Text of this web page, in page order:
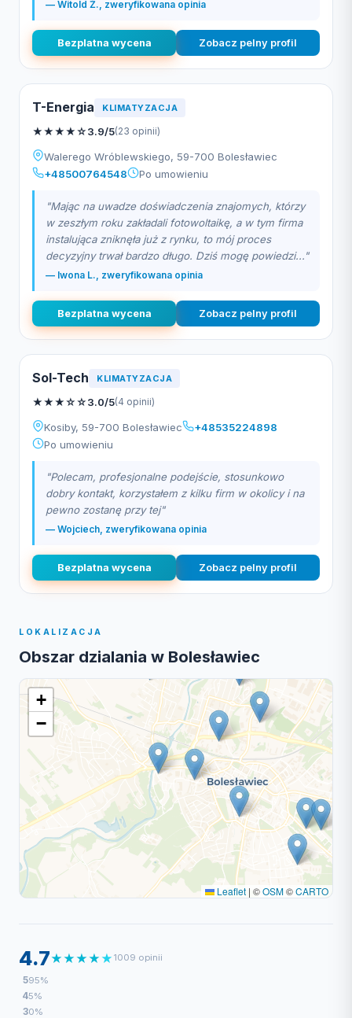
— Witold Ż., zweryfikowana opinia
Bezplatna wycena Zobacz pelny profil
T-Energia KLIMATYZACJA
★★★★☆3.9/5(23 opinii)
Walerego Wróblewskiego, 59-700 Bolesławiec
+48500764548
Po umowieniu
"Mając na uwadze doświadczenia znajomych, którzy
w zeszłym roku zakładali fotowoltaikę, a w tym firma
instalująca zniknęła już z rynku, to mój proces
decyzyjny trwał bardzo długo. Dziś mogę powiedzi..."
— Iwona L., zweryfikowana opinia
Bezplatna wycena Zobacz pelny profil
Sol-Tech KLIMATYZACJA
★★★☆☆3.0/5(4 opinii)
Kosiby, 59-700 Bolesławiec
+48535224898
Po umowieniu
"Polecam, profesjonalne podejście, stosunkowo
dobry kontakt, korzystałem z kilku firm w okolicy i na
pewno zostanę przy tej"
— Wojciech, zweryfikowana opinia
Bezplatna wycena Zobacz pelny profil
LOKALIZACJA
Obszar dzialania w Bolesławiec
+
−
Leaflet | ©OSM©CARTO
4.7★★★★★ 1009 opinii
595%
45%
30%